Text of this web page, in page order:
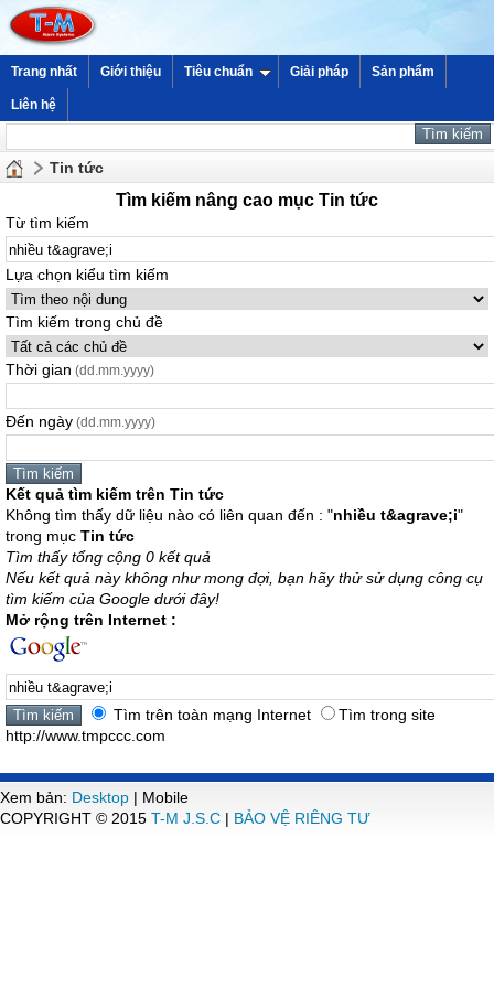
Trang nhất Giới thiệu Tiêu chuẩn Giải pháp Sản phẩm
Liên hệ
Tin tức
Tìm kiếm nâng cao mục Tin tức
Từ tìm kiếm
Lựa chọn kiểu tìm kiếm
Tìm kiếm trong chủ đề
Thời gian (dd.mm.yyyy)
Đến ngày (dd.mm.yyyy)
Kết quả tìm kiếm trên Tin tức
Không tìm thấy dữ liệu nào có liên quan đến : "nhiều t&agrave;i"
trong mục Tin tức
Tìm thấy tổng cộng 0 kết quả
Nếu kết quả này không như mong đợi, bạn hãy thử sử dụng công cụ
tìm kiếm của Google dưới đây!
Mở rộng trên Internet :
Tìm trên toàn mạng Internet
Tìm trong site
http://www.tmpccc.com
Xem bản: Desktop | Mobile
COPYRIGHT © 2015 T-M J.S.C | BẢO VỆ RIÊNG TƯ